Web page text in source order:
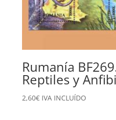
Rumanía
Reptiles y
2,60€ IVA INCLUÍDO